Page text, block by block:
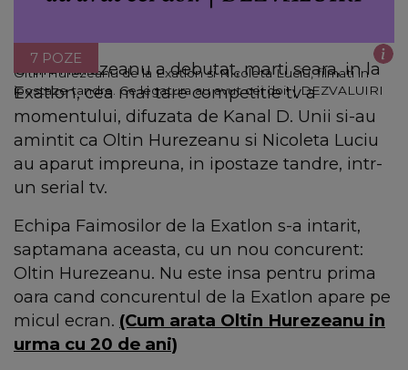
Oltin Hurezeanu de la Exatlon si Nicoleta Luciu, filmati in
ipostaze tandre. Ce legatura au avut cei doi! | DEZVALUIRI
7 POZE
Oltin Hurezeanu a debutat, marti seara, in la
Exatlon, cea mai tare competitie tv a
momentului, difuzata de Kanal D. Unii si-au
amintit ca Oltin Hurezeanu si Nicoleta Luciu
au aparut impreuna, in ipostaze tandre, intr-
un serial tv.
Echipa Faimosilor de la Exatlon s-a intarit,
saptamana aceasta, cu un nou concurent:
Oltin Hurezeanu. Nu este insa pentru prima
oara cand concurentul de la Exatlon apare pe
micul ecran. (Cum arata Oltin Hurezeanu in
urma cu 20 de ani)